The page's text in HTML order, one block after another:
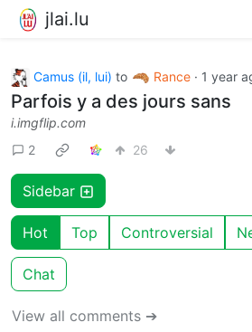
jlai.lu
Camus (il, lui) to Rance · 1 year
Parfois y a des jours sans
i.imgflip.com
2
26
Sidebar
Hot Top Controversial
Chat
View all comments ➔